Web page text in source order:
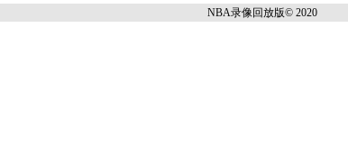
NBA录像回放版© 2020